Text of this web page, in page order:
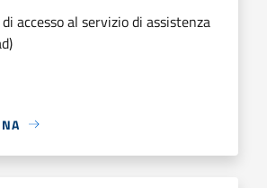
accesso al servizio di assistenza